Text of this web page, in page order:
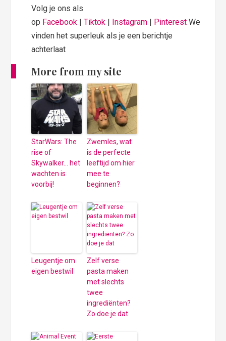
Volg je ons als
op Facebook |Tiktok | Instagram | Pinterest We
vinden het superleuk als je een berichtje
achterlaat
More from my site
StarWars: The
rise of
Skywalker… het
wachten is
voorbij!
Zwemles, wat
is de perfecte
leeftijd om hier
mee te
beginnen?
Leugentje om
eigen bestwil
Zelf verse
pasta maken
met slechts
twee
ingrediënten?
Zo doe je dat